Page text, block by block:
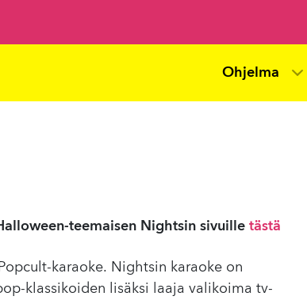
Ohjelma
teemaisen Nightsin sivuille tästä
karaoke. Nightsin karaoke on
klassikoiden lisäksi laaja valikoima tv-